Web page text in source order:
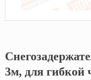
Кликните, чтобы
3м, для гибкой